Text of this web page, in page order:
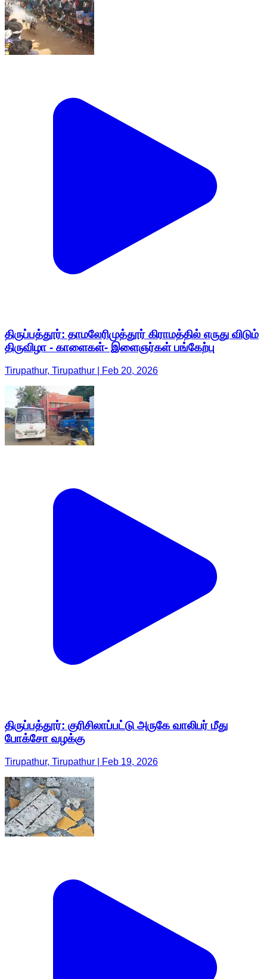
திருப்பத்தூர்: தாமலேரிமுத்தூர் கிராமத்தில் எருது விடும்
திருவிழா - காளைகள்- இளைஞர்கள் பங்கேற்பு
Tirupathur, Tirupathur | Feb 20, 2026
திருப்பத்தூர்: குரிசிலாப்பட்டு அருகே வாலிபர் மீது
போக்சோ வழக்கு
Tirupathur, Tirupathur | Feb 19, 2026